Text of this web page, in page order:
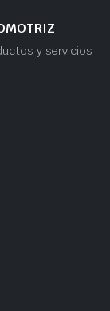
y servicios